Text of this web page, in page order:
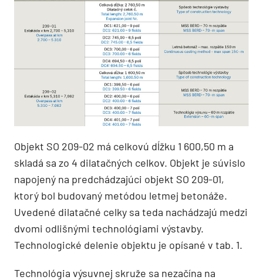
Objekt SO 209-02 má celkovú dĺžku 1 600,50 m a
skladá sa zo 4 dilatačných celkov. Objekt je súvislo
napojený na predchádzajúci objekt SO 209-01,
ktorý bol budovaný metódou letmej betonáže.
Uvedené dilatačné celky sa teda nachádzajú medzi
dvomi odlišnými technológiami výstavby.
Technologické delenie objektu je opísané v tab. 1.
Technológia výsuvnej skruže sa nezačína na